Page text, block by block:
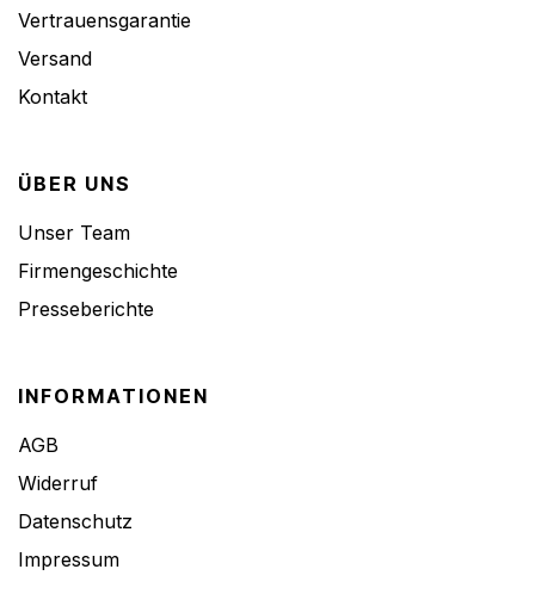
Vertrauensgarantie
Versand
Kontakt
ÜBER UNS
Unser Team
Firmengeschichte
Presseberichte
INFORMATIONEN
AGB
Widerruf
Datenschutz
Impressum